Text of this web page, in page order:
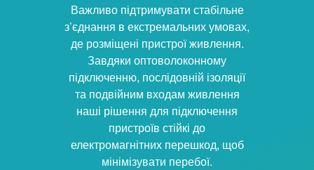
Важливо підтримувати стабільне
з’єднання в екстремальних умовах,
де розміщені пристрої живлення.
Завдяки оптоволоконному
підключенню, послідовній ізоляції
та подвійним входам живлення
наші рішення для підключення
пристроїв стійкі до
електромагнітних перешкод, щоб
мінімізувати перебої.